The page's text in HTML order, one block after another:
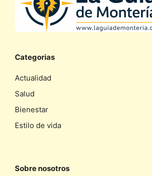
Categorias
Actualidad
Salud
Bienestar
Estilo de vida
Sobre nosotros